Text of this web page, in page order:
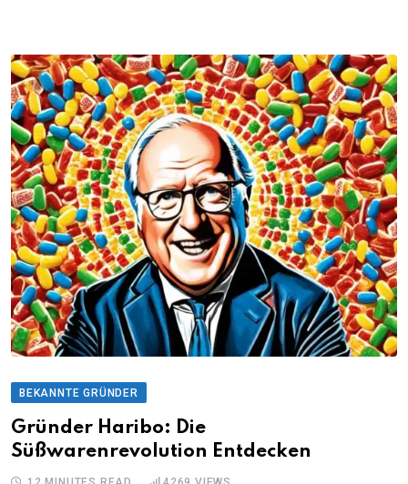
BEKANNTE GRÜNDER
Gründer Haribo: Die
Süßwarenrevolution Entdecken